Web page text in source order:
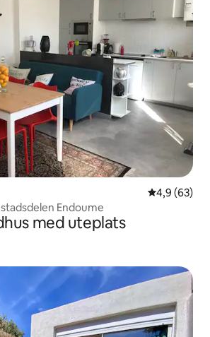
4,9 av 5 i
4,9 (63)
Endoume
med uteplats